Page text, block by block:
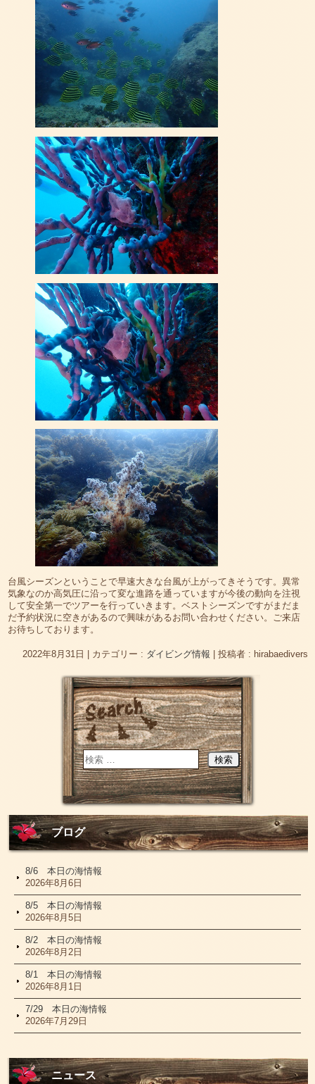
台風シーズンということで早速大きな台風が上がってきそうです。異常
気象なのか高気圧に沿って変な進路を通っていますが今後の動向を注視
して安全第一でツアーを行っていきます。ベストシーズンですがまだま
だ予約状況に空きがあるので興味があるお問い合わせください。ご来店
お待ちしております。
2022年8月31日 カテゴリー : ダイビング情報 投稿者 : hirabaedivers
ブログ
8/6 本日の海情報
2026年8月6日
8/5 本日の海情報
2026年8月5日
8/2 本日の海情報
2026年8月2日
8/1 本日の海情報
2026年8月1日
7/29 本日の海情報
2026年7月29日
ニュース